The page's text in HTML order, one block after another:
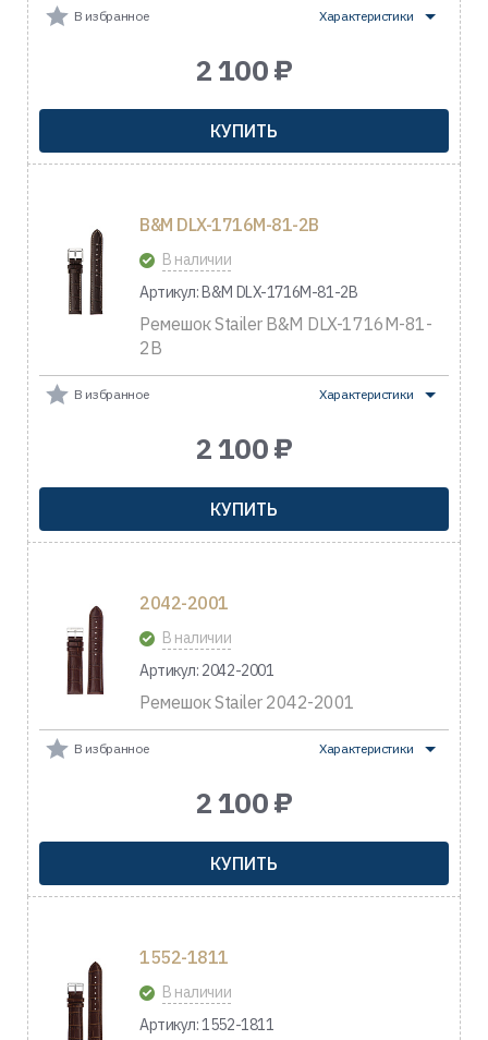
В избранное Характеристики
2 100 ₽
КУПИТЬ
B&M DLX-1716M-81-2B
В наличии
Артикул: B&M DLX-1716M-81-2B
Ремешок Stailer B&M DLX-1716M-81-
2B
В избранное Характеристики
2 100 ₽
КУПИТЬ
2042-2001
В наличии
Артикул: 2042-2001
Ремешок Stailer 2042-2001
В избранное Характеристики
2 100 ₽
КУПИТЬ
1552-1811
В наличии
Артикул: 1552-1811